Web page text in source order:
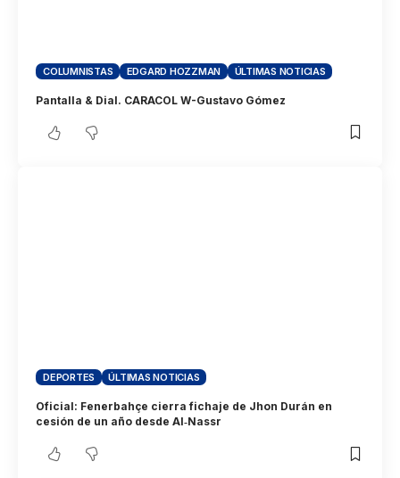
COLUMNISTAS EDGARD HOZZMAN ÚLTIMAS NOTICIAS
Pantalla & Dial. CARACOL W-Gustavo Gómez
DEPORTES ÚLTIMAS NOTICIAS
Oficial: Fenerbahçe cierra fichaje de Jhon Durán en
cesión de un año desde Al‑Nassr